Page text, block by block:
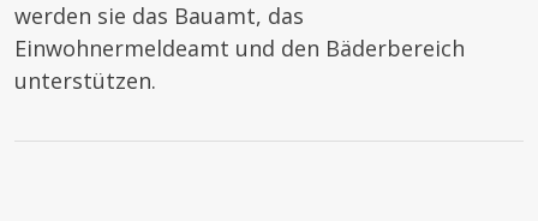
werden sie das Bauamt, das
Einwohnermeldeamt und den Bäderbereich
unterstützen.